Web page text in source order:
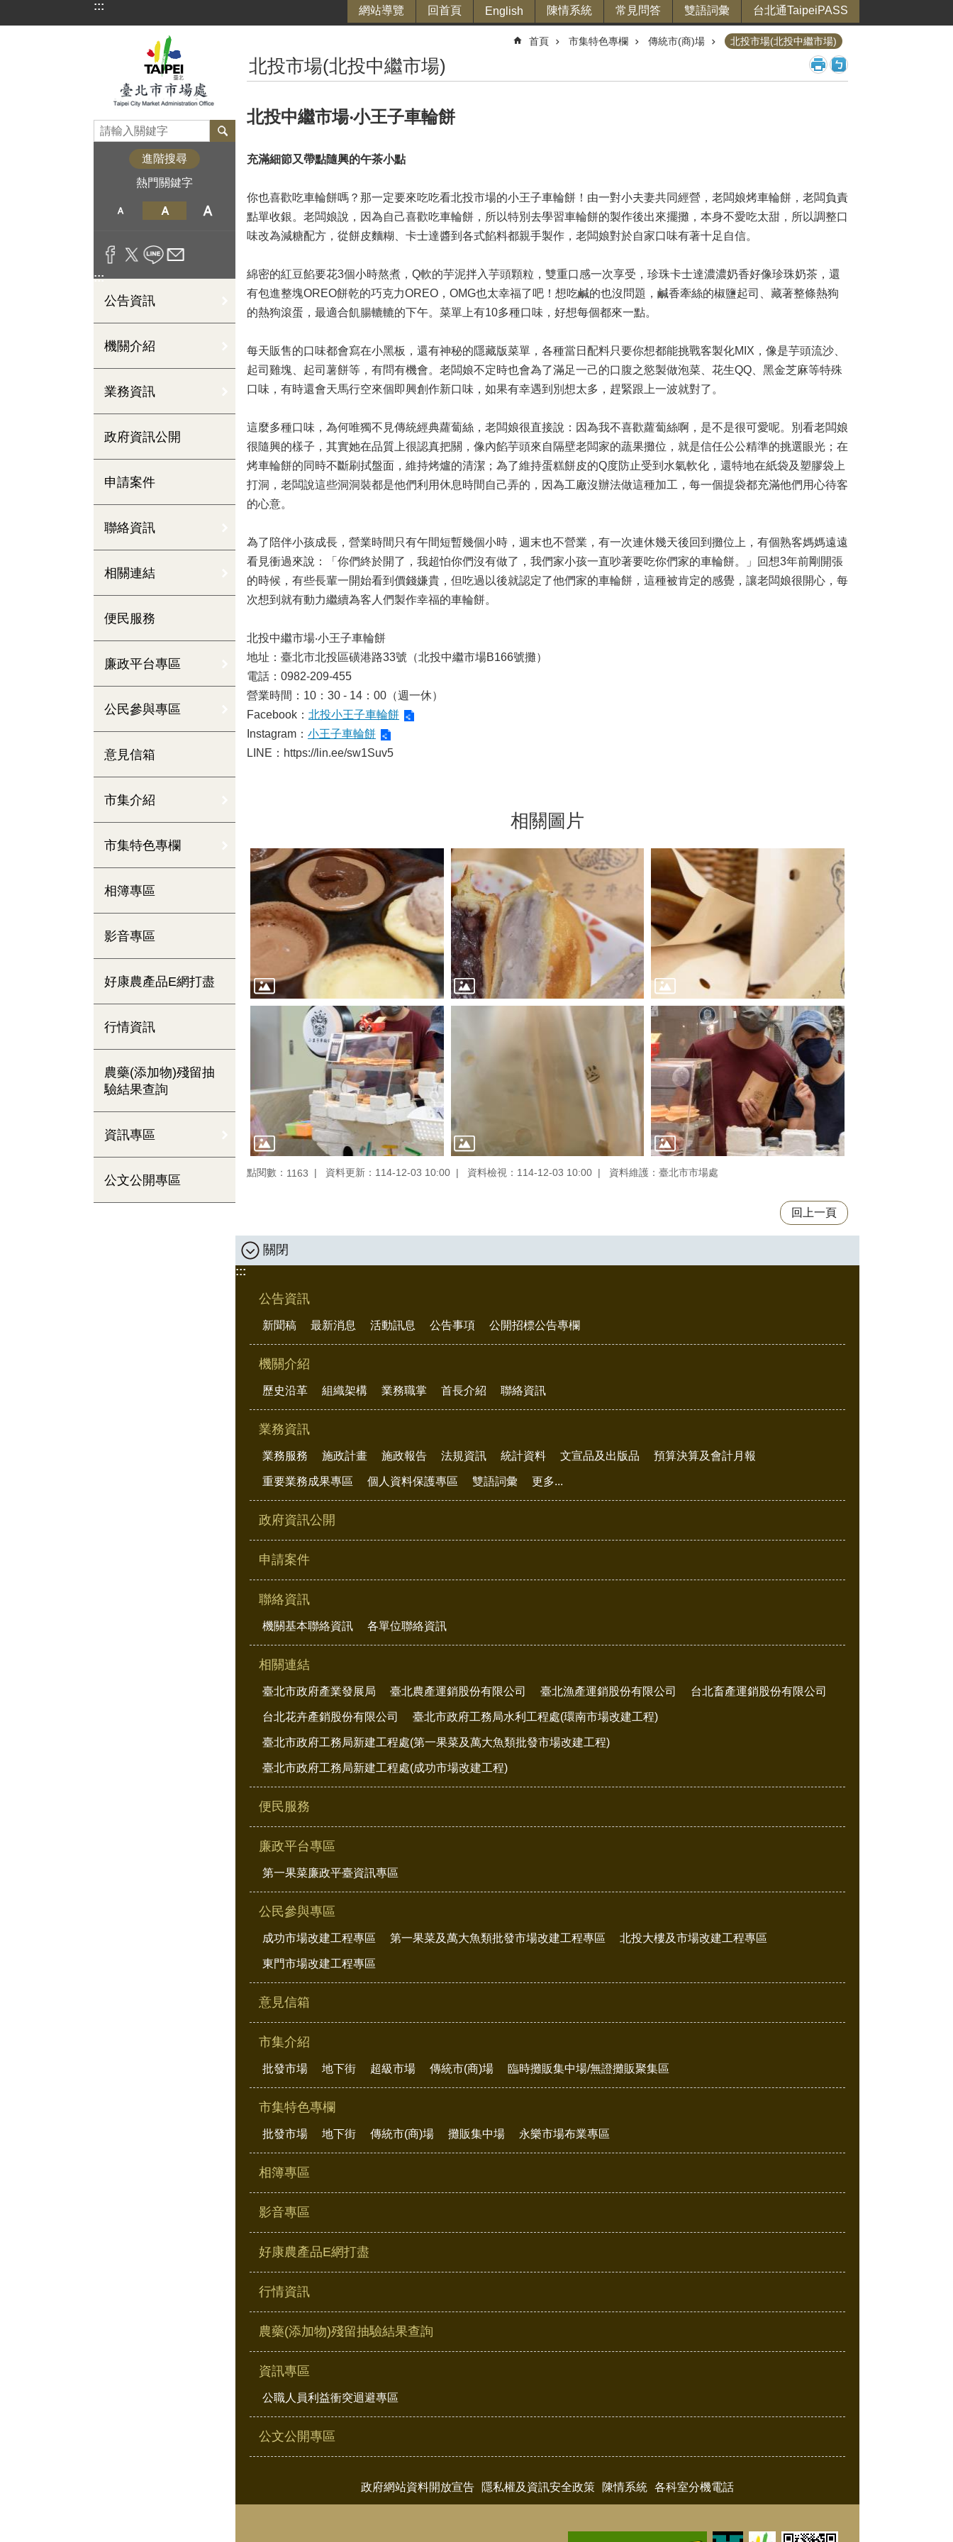
跳到主要內容區塊
::: 網站導覽 回首頁 English 陳情系統 常見問答 雙語詞彙 台北通TaipeiPASS
進階搜尋
熱門關鍵字
:::
公告資訊
機關介紹
業務資訊
政府資訊公開
申請案件
聯絡資訊
相關連結
便民服務
廉政平台專區
公民參與專區
意見信箱
市集介紹
市集特色專欄
相簿專區
影音專區
好康農產品E網打盡
行情資訊
農藥(添加物)殘留抽
驗結果查詢
資訊專區
公文公開專區
首頁 市集特色專欄 傳統市(商)場 北投市場(北投中繼市場)
北投市場(北投中繼市場)
北投中繼市場‧小王子車輪餅
充滿細節又帶點隨興的午茶小點
你也喜歡吃車輪餅嗎？那一定要來吃吃看北投市場的小王子車輪餅！由一對小夫妻共同經營，老闆娘烤車輪餅，老闆負責
點單收銀。老闆娘說，因為自己喜歡吃車輪餅，所以特別去學習車輪餅的製作後出來擺攤，本身不愛吃太甜，所以調整口
味改為減糖配方，從餅皮麵糊、卡士達醬到各式餡料都親手製作，老闆娘對於自家口味有著十足自信。
綿密的紅豆餡要花3個小時熬煮，Q軟的芋泥拌入芋頭顆粒，雙重口感一次享受，珍珠卡士達濃濃奶香好像珍珠奶茶，還
有包進整塊OREO餅乾的巧克力OREO，OMG也太幸福了吧！想吃鹹的也沒問題，鹹香牽絲的椒鹽起司、藏著整條熱狗
的熱狗滾蛋， 最適合飢腸轆轆的下午。菜單上有10多種口味，好想每個都來一點。
每天販售的口味都會寫在小黑板，還有神秘的隱藏版菜單，各種當日配料只要你想都能挑戰客製化MIX，像是芋頭流沙、
起司雞塊、起司薯餅等，有問有機會。老闆娘不定時也會為了滿足一己的口腹之慾製做泡菜、花生QQ、黑金芝麻等特殊
口味，有時還會天馬行空來個即興創作新口味，如果有幸遇到別想太多，趕緊跟上一波就對了。
這麼多種口味，為何唯獨不見傳統經典蘿蔔絲，老闆娘很直接說：因為我不喜歡蘿蔔絲啊，是不是很可愛呢。別看老闆娘
很隨興的樣子，其實她在品質上很認真把關 ， 像內餡芋頭來自隔壁老闆家的蔬果攤位，就是信任公公精準的挑選眼光；在
烤車輪餅的同時不斷刷拭盤面，維持烤爐的清潔； 為了維持蛋糕餅皮的Q度防止受到水氣軟化，還特地在紙袋及塑膠袋上
打洞，老闆說這些洞洞裝都是他們利用休息時間自己弄的，因為工廠沒辦法做這種加工，每一個提袋都充滿他們用心待客
的心意。
為了陪伴小孩成長，營業時間只有午間短暫幾個小時， 週末也不營業，有一次連休幾天後回到攤位上，有個熟客媽媽遠遠
看見衝過來說：「你們終於開了，我超怕你們沒有做了，我們家小孩一直吵著要吃你們家的車輪餅。」回想3年前剛開張
的時候，有些長輩一開始看到價錢嫌貴，但吃過以後就認定了他們家的車輪餅，這種被肯定的感覺，讓老闆娘很開心，每
次想到就有動力繼續為客人們製作幸福的車輪餅。
北投中繼市場‧小王子車輪餅
地址：臺北市北投區磺港路33號（北投中繼市場B166號攤）
電話：0982-209-455
營業時間：10：30 - 14：00（週一休）
Facebook： 北投小王子車輪餅
Instagram： 小王子車輪餅
LINE：https://lin.ee/sw1Suv5
相關圖片
點閱數： 1163 資料更新：114-12-03 10:00 資料檢視：114-12-03 10:00 資料維護：臺北市市場處
回上一頁
關閉
:::
公告資訊
新聞稿 最新消息 活動訊息 公告事項 公開招標公告專欄
機關介紹
歷史沿革 組織架構 業務職掌 首長介紹 聯絡資訊
業務資訊
業務服務 施政計畫 施政報告 法規資訊 統計資料 文宣品及出版品 預算決算及會計月報
重要業務成果專區 個人資料保護專區 雙語詞彙 更多...
政府資訊公開
申請案件
聯絡資訊
機關基本聯絡資訊 各單位聯絡資訊
相關連結
臺北市政府產業發展局 臺北農產運銷股份有限公司 臺北漁產運銷股份有限公司 台北畜產運銷股份有限公司
台北花卉產銷股份有限公司 臺北市政府工務局水利工程處(環南市場改建工程)
臺北市政府工務局新建工程處(第一果菜及萬大魚類批發市場改建工程)
臺北市政府工務局新建工程處(成功市場改建工程)
便民服務
廉政平台專區
第一果菜廉政平臺資訊專區
公民參與專區
成功市場改建工程專區 第一果菜及萬大魚類批發市場改建工程專區 北投大樓及市場改建工程專區
東門市場改建工程專區
意見信箱
市集介紹
批發市場 地下街 超級市場 傳統市(商)場 臨時攤販集中場/無證攤販聚集區
市集特色專欄
批發市場 地下街 傳統市(商)場 攤販集中場 永樂市場布業專區
相簿專區
影音專區
好康農產品E網打盡
行情資訊
農藥(添加物)殘留抽驗結果查詢
資訊專區
公職人員利益衝突迴避專區
公文公開專區
政府網站資料開放宣告 隱私權及資訊安全政策 陳情系統 各科室分機電話